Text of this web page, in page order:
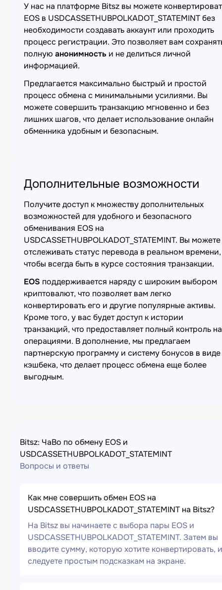
У нас на платформе Bitsz вы можете
EOS в USDCASSETHUBPOLKADOT_STATEMINT без
необходимости создавать аккаунт или проходить
процесс регистрации. Это позволяет вам
полную анонимность и не делиться личной
информацией.
Предлагается максимально быстрый и простой
процесс обмена с минимальными усилиями. Вы
можете совершить транзакцию мгновенно и без
лишних шагов, что делает использование онлайн
обменника удобным и безопасным.
Дополнительные возможности
Получите доступ к множеству дополнительных
возможностей для удобного и безопасного
обменивания EOS на
USDCASSETHUBPOLKADOT_STATEMINT. Вы можете
отслеживать статус перевода в реальном времени,
чтобы всегда быть в курсе состояния транзакции.
EOS поддерживается наряду с широким выбором
криптовалют, что позволяет вам легко
конвертировать его и другие популярные активы.
Кроме того, у вас будет доступ к истории
транзакций, что предоставляет полный контроль
операциями. В дополнение, мы предлагаем
партнерскую программу и систему бонусов в виде
кэшбека, что делает процесс обмена еще более
выгодным.
Bitsz: ЧаВо по обмену EOS и
USDCASSETHUBPOLKADOT_STATEMINT
Вопросы и ответы
Как мне совершить обмен EOS на
USDCASSETHUBPOLKADOT_STATEMINT на Bitsz?
На Bitsz вы начинаете с выбора пары EOS и
USDCASSETHUBPOLKADOT_STATEMINT. Затем вы
вводите сумму, которую хотите конвертировать, и
следуете простым подсказкам на экране.